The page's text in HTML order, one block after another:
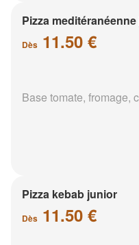
Pizza
Dès 11.50 €
Base tomate, fromage,
Pizza kebab junior
Dès 11.50 €